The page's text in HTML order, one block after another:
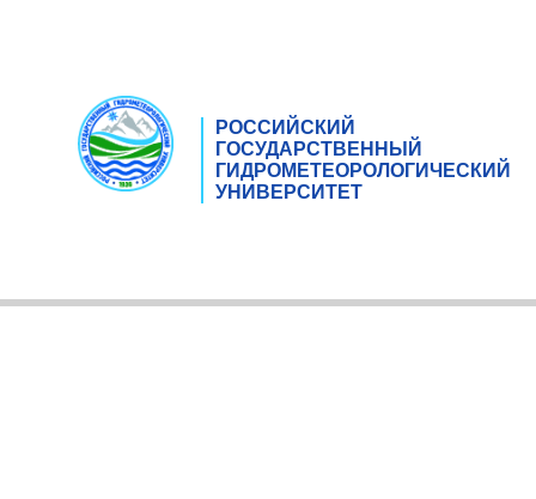
РОССИЙСКИЙ
ГОСУДАРСТВЕННЫЙ
ГИДРОМЕТЕОРОЛОГИЧЕСКИЙ
УНИВЕРСИТЕТ